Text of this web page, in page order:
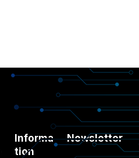
Informa
tion
Newsletter